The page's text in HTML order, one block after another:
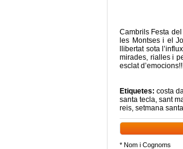
Cambrils Festa
les Montses i el
llibertat sota
mirades, rialles i
esclat
Etiquetes: costa
santa tecla, sant
reis, setmana santa
* Nom i Cognoms